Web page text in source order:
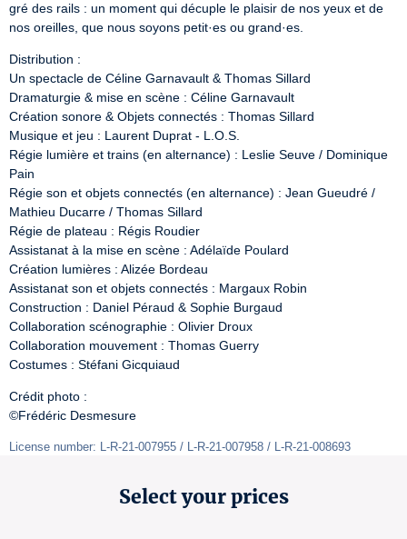
gré des rails : un moment qui décuple le plaisir de nos yeux et de
nos oreilles, que nous soyons petit·es ou grand·es.
Distribution :
Un spectacle de Céline Garnavault & Thomas Sillard
Dramaturgie & mise en scène : Céline Garnavault
Création sonore & Objets connectés : Thomas Sillard
Musique et jeu : Laurent Duprat - L.O.S.
Régie lumière et trains (en alternance) : Leslie Seuve / Dominique
Pain
Régie son et objets connectés (en alternance) : Jean Gueudré /
Mathieu Ducarre / Thomas Sillard
Régie de plateau : Régis Roudier
Assistanat à la mise en scène : Adélaïde Poulard
Création lumières : Alizée Bordeau
Assistanat son et objets connectés : Margaux Robin
Construction : Daniel Péraud & Sophie Burgaud
Collaboration scénographie : Olivier Droux
Collaboration mouvement : Thomas Guerry
Costumes : Stéfani Gicquiaud
Crédit photo :
©Frédéric Desmesure
License number: L-R-21-007955 / L-R-21-007958 / L-R-21-008693
Select your prices